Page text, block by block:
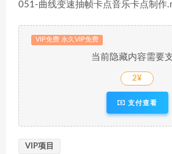
051-曲线变速抽帧卡点音乐卡点制作
VIP免费 永久VIP免费
当前隐藏内容需要
2¥
支付查看
VIP项目